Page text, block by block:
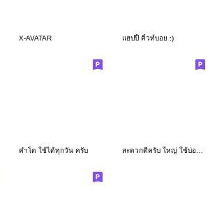
X-AVATAR แฮปปี้ คิ้วท์บอย :)
คำโต ใช้ได้ทุกวัน ครับ สะดวกดีครับ ใหญ่ ใช้บ่อย และอวยพรสดใส 3